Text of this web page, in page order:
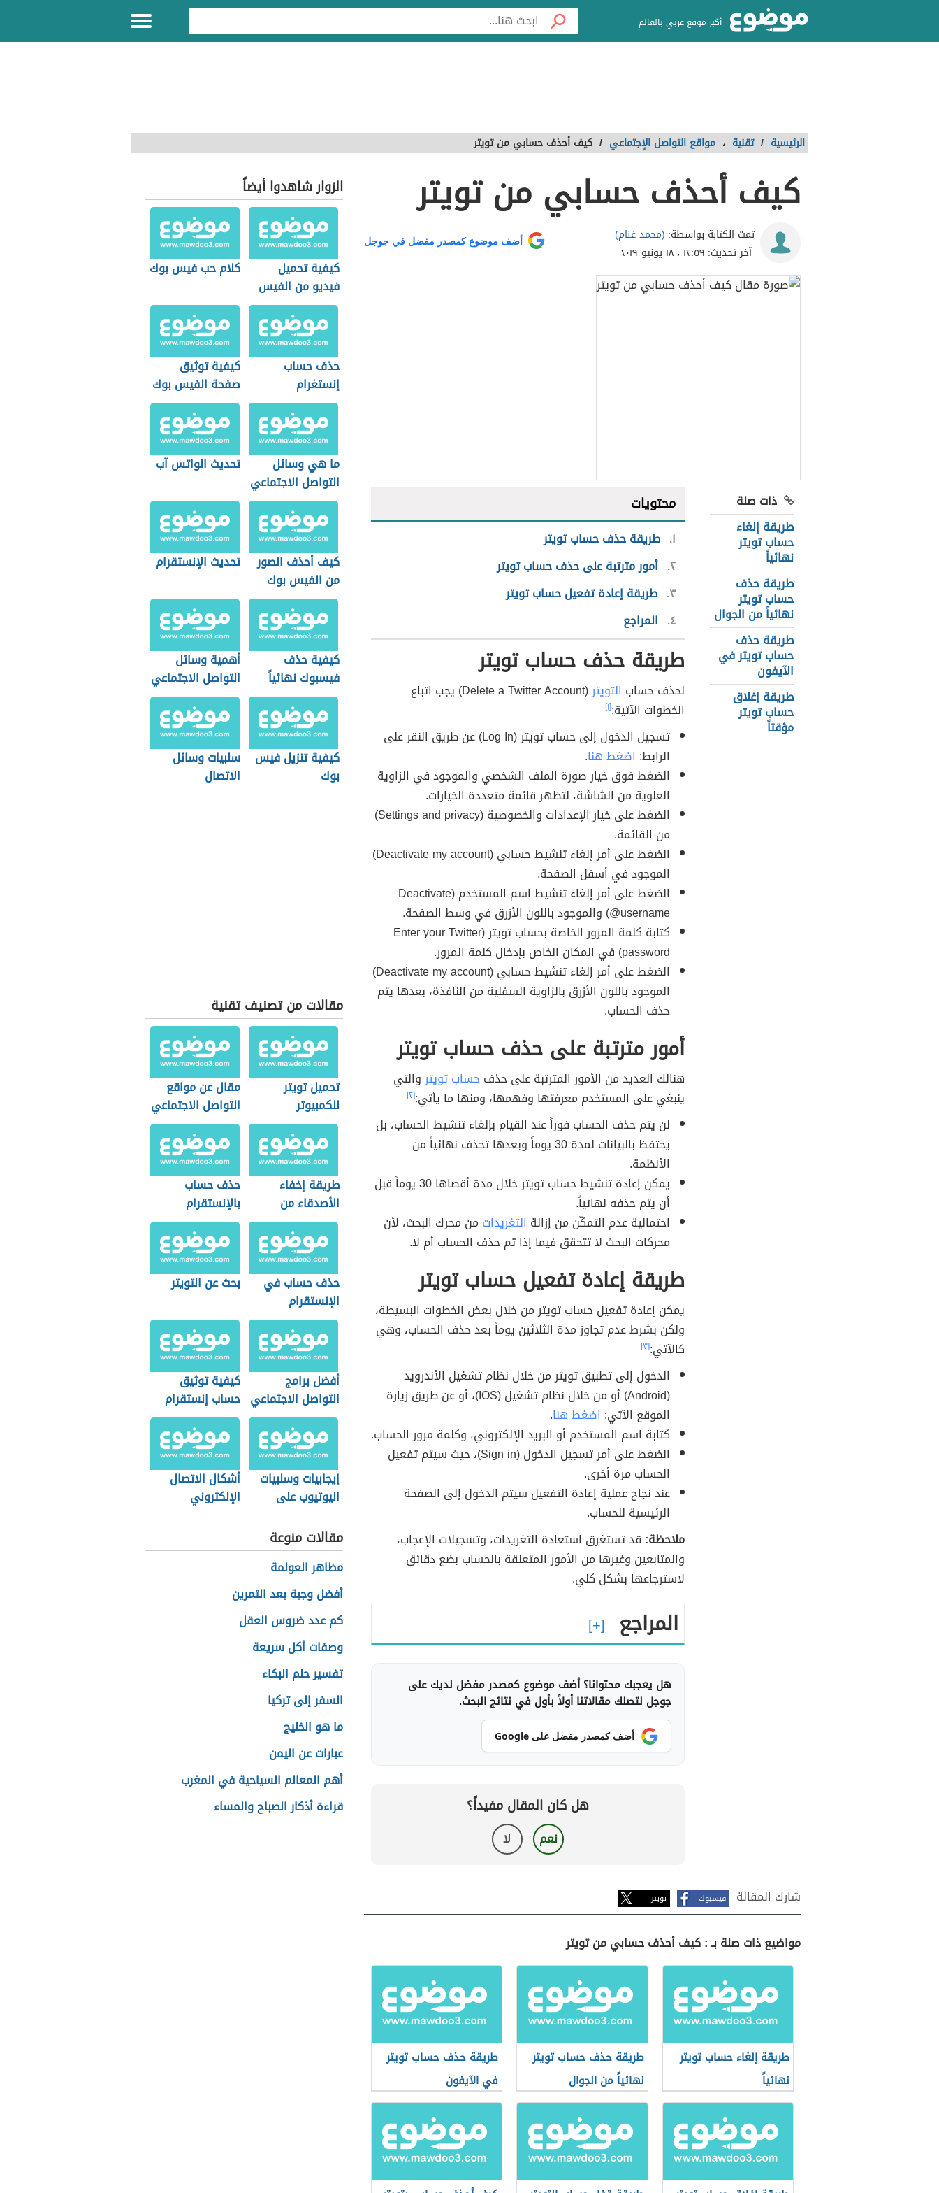
أكبر موقع عربي بالعالم
الرئيسية / تقنية ، مواقع التواصل الإجتماعي / كيف أحذف حسابي من تويتر
كيف أحذف حسابي من تويتر
تمت الكتابة بواسطة: (محمد غنام)
آخر تحديث: ١٢:٥٩ ، ١٨ يونيو ٢٠١٩
أضف موضوع كمصدر مفضل في جوجل
ذات صلة
طريقة إلغاء
حساب تويتر
نهائياً
طريقة حذف
حساب تويتر
نهائياً من الجوال
طريقة حذف
حساب تويتر في
الآيفون
طريقة إغلاق
حساب تويتر
مؤقتاً
محتويات
١ طريقة حذف حساب تويتر
٢ أمور مترتبة على حذف حساب تويتر
٣ طريقة إعادة تفعيل حساب تويتر
٤ المراجع
طريقة حذف حساب تويتر
لحذف حساب التويتر
(Delete a Twitter Account) يجب اتباع
الخطوات الآتية:[١]
تسجيل الدخول إلى حساب تويتر (Log In) عن طريق النقر على
الرابط: اضغط هنا.
الضغط فوق خيار صورة الملف الشخصي والموجود في الزاوية
العلوية من الشاشة، لتظهر قائمة متعددة الخيارات.
الضغط على خيار الإعدادات والخصوصية (Settings and privacy)
من القائمة.
الضغط على أمر إلغاء تنشيط حسابي (Deactivate my account)
الموجود في أسفل الصفحة.
الضغط على أمر إلغاء تنشيط اسم المستخدم (Deactivate
@username) والموجود باللون الأزرق في وسط الصفحة.
كتابة كلمة المرور الخاصة بحساب تويتر (Enter your Twitter
password) في المكان الخاص بإدخال كلمة المرور.
الضغط على أمر إلغاء تنشيط حسابي (Deactivate my account)
الموجود باللون الأزرق بالزاوية السفلية من النافذة، بعدها يتم
حذف الحساب.
أمور مترتبة على حذف حساب تويتر
هنالك العديد من الأمور المترتبة على حذفحساب تويتروالتي
ينبغي على المستخدم معرفتها وفهمها، ومنها ما يأتي:[٢]
لن يتم حذف الحساب فوراً عند القيام بإلغاء تنشيط الحساب، بل
يحتفظ بالبيانات لمدة 30 يوماً وبعدها تحذف نهائياً من
الأنظمة.
يمكن إعادة تنشيط حساب تويتر خلال مدة أقصاها 30 يوماً قبل
أن يتم حذفه نهائياً.
احتمالية عدم التمكّن من إزالة التغريدات من محرك البحث، لأن
محركات البحث لا تتحقق فيما إذا تم حذف الحساب أم لا.
طريقة إعادة تفعيل حساب تويتر
يمكن إعادة تفعيل حساب تويتر من خلال بعض الخطوات البسيطة،
ولكن بشرط عدم تجاوز مدة الثلاثين يوماً بعد حذف الحساب، وهي
كالآتي:[٣]
الدخول إلى تطبيق تويتر من خلال نظام تشغيل الأندرويد
(Android) أو من خلال نظام تشغيل (IOS)، أو عن طريق زيارة
الموقع الآتي: اضغط هنا.
كتابة اسم المستخدم أو البريد الإلكتروني، وكلمة مرور الحساب.
الضغط على أمر تسجيل الدخول (Sign in)، حيث سيتم تفعيل
الحساب مرة أخرى.
عند نجاح عملية إعادة التفعيل سيتم الدخول إلى الصفحة
الرئيسية للحساب.
ملاحظة: قد تستغرق استعادة التغريدات، وتسجيلات الإعجاب،
والمتابعين وغيرها من الأمور المتعلقة بالحساب بضع دقائق
لاسترجاعها بشكل كلي.
المراجع
هل يعجبك محتوانا؟ أضف موضوع كمصدر مفضل لديك على
جوجل لتصلك مقالاتنا أولاً بأول في نتائج البحث.
أضف كمصدر مفضل على Google
هل كان المقال مفيداً؟
نعم لا
شارك المقالة فيسبوك تويتر
مواضيع ذات صلة بـ : كيف أحذف حسابي من تويتر
طريقة إلغاء حساب تويتر
نهائياً
طريقة حذف حساب تويتر
نهائياً من الجوال
طريقة حذف حساب تويتر
في الآيفون
الزوار شاهدوا أيضاً
كيفية تحميل
فيديو من الفيس
بوك
كلام حب فيس بوك
حذف حساب
إنستغرام
كيفية توثيق
صفحة الفيس بوك
ما هي وسائل
التواصل الاجتماعي
تحديث الواتس آب
كيف أحذف الصور
من الفيس بوك
تحديث الإنستقرام
كيفية حذف
فيسبوك نهائياً
أهمية وسائل
التواصل الاجتماعي
كيفية تنزيل فيس
بوك
سلبيات وسائل
الاتصال
مقالات من تصنيف تقنية
تحميل تويتر
للكمبيوتر
مقال عن مواقع
التواصل الاجتماعي
طريقة إخفاء
الأصدقاء من
الفيس بوك
حذف حساب
بالإنستقرام
حذف حساب في
الإنستقرام
بحث عن التويتر
أفضل برامج
التواصل الاجتماعي
كيفية توثيق
حساب إنستقرام
إيجابيات وسلبيات
اليوتيوب على
أشكال الاتصال
الإلكتروني
مقالات منوعة
مظاهر العولمة
أفضل وجبة بعد التمرين
كم عدد ضروس العقل
وصفات أكل سريعة
تفسير حلم البكاء
السفر إلى تركيا
ما هو الخليج
عبارات عن اليمن
أهم المعالم السياحية في المغرب
قراءة أذكار الصباح والمساء